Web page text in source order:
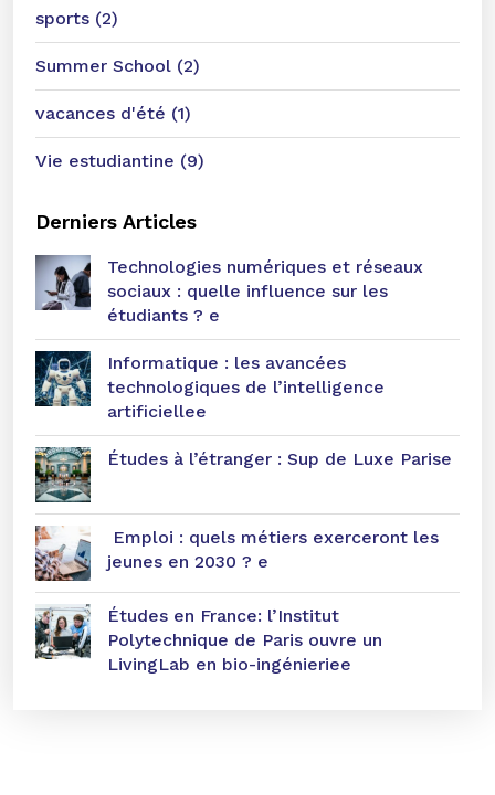
sports (2)
Summer School (2)
vacances d'été (1)
Vie estudiantine (9)
Derniers Articles
Technologies numériques et réseaux
sociaux : quelle influence sur les
étudiants ? e
Informatique : les avancées
technologiques de l’intelligence
artificiellee
Études à l’étranger : Sup de Luxe Parise
Emploi : quels métiers exerceront les
jeunes en 2030 ? e
Études en France: l’Institut
Polytechnique de Paris ouvre un
LivingLab en bio-ingénieriee